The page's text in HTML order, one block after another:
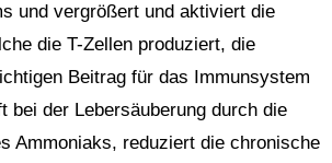
und vergrößert und aktiviert die
die T-Zellen produziert, die
Beitrag für das Immunsystem
bei der Lebersäuberung durch die
Ammoniaks, reduziert die chronische